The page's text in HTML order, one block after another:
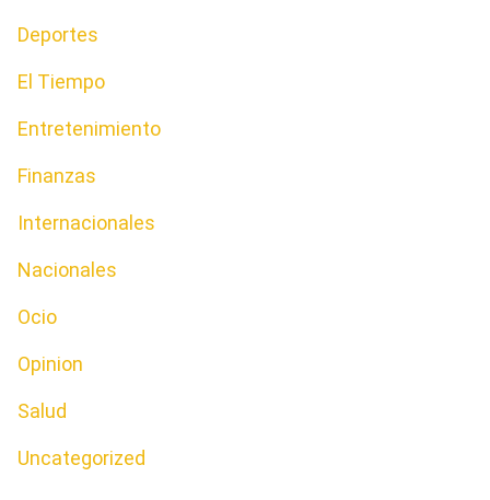
Deportes
El Tiempo
Entretenimiento
Finanzas
Internacionales
Nacionales
Ocio
Opinion
Salud
Uncategorized